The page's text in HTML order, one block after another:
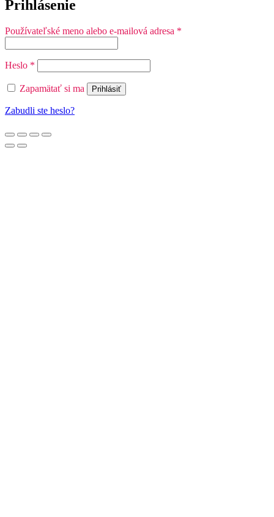
Prihlásenie
Používateľské meno alebo e-mailová adresa *
Heslo *
Zapamätať si ma Prihlásiť
Zabudli ste heslo?